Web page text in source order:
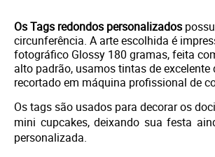
Os Tags redondos personalizados
circunferência. A arte escolhida é i
fotográfico Glossy 180 gramas, feita
alto padrão, usamos tintas de excelente
recortado em máquina profissional de
Os tags são usados para decorar os
mini cupcakes, deixando sua festa
personalizada.